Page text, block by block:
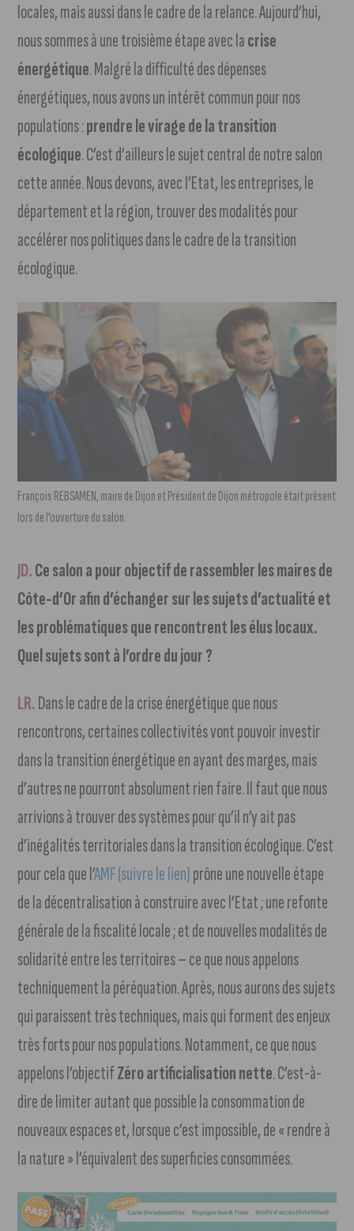
locales, mais aussi dans le cadre de la relance. Aujourd’hui,
nous sommes à une troisième étape avec lacrise
énergétique. Malgré la difficulté des dépenses
énergétiques, nous avons un intérêt commun pour nos
populations :prendre le virage de la transition
écologique. C’est d’ailleurs le sujet central de notre salon
cette année. Nous devons, avec l’Etat, les entreprises, le
département et la région, trouver des modalités pour
accélérer nos politiques dans le cadre de la transition
écologique.
François REBSAMEN, maire de Dijon et Président de Dijon métropole était présent
lors de l’ouverture du salon.
JD.Ce salon a pour objectif de rassembler les maires de
Côte-d’Or afin d’échanger sur les sujets d’actualité et
les problématiques que rencontrent les élus locaux.
Quel sujets sont à l’ordre du jour ?
LR.Dans le cadre de la crise énergétique que nous
rencontrons, certaines collectivités vont pouvoir investir
dans la transition énergétique en ayant des marges, mais
d’autres ne pourront absolument rien faire. Il faut que nous
arrivions à trouver des systèmes pour qu’il n’y ait pas
d’inégalités territoriales dans la transition écologique. C’est
pour cela que l’AMF (suivre le lien)prône une nouvelle étape
de la décentralisation à construire avec l’Etat ; une refonte
générale de la fiscalité locale ; et de nouvelles modalités de
solidarité entre les territoires – ce que nous appelons
techniquement la péréquation. Après, nous aurons des sujets
qui paraissent très techniques, mais qui forment des enjeux
très forts pour nos populations. Notamment, ce que nous
appelons l’objectifZéro artificialisation nette. C’est-à-
dire de limiter autant que possible la consommation de
nouveaux espaces et, lorsque c’est impossible, de « rendre à
la nature » l’équivalent des superficies consommées.